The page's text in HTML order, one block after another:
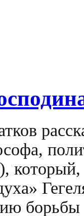
который,
борьбы